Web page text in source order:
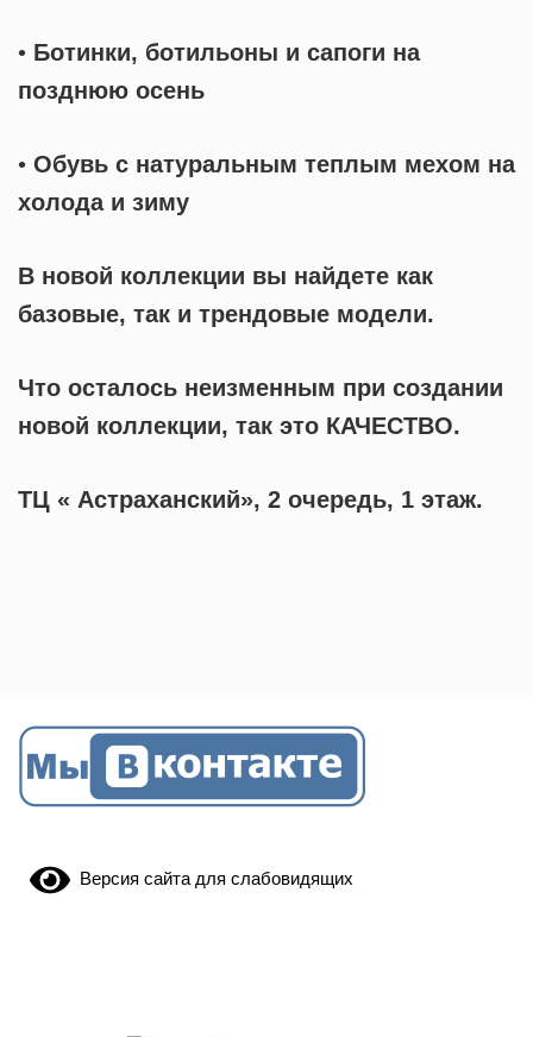
• Ботинки, ботильоны и сапоги на
позднюю осень
• Обувь с натуральным теплым мехом на
холода и зиму
В новой коллекции вы найдете как
базовые, так и трендовые модели.
Что осталось неизменным при создании
новой коллекции, так это КАЧЕСТВО.
ТЦ « Астраханский», 2 очередь, 1 этаж.
Версия сайта для слабовидящих